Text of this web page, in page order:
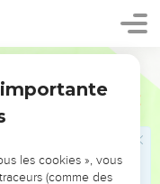
le palais royal
au roi
il persista dans
Achaz.
qui l'avaient
rois de Syrie leur
les cookies », vous
(comme des